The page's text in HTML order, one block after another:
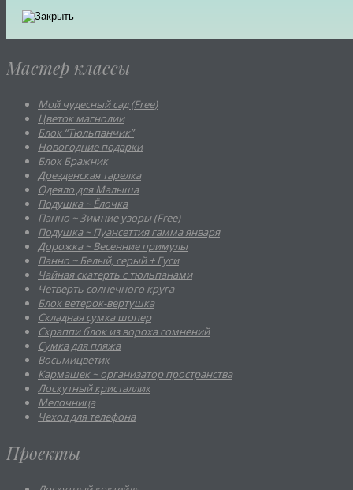
Мастер классы
Мой чудесный сад (Free)
Цветок магнолии
Блок “Тюльпанчик”
Новогодние подарки
Блок Бражник
Дрезденская тарелка
Одеяло для Малыша
Подушка ~ Ёлочка
Панно ~ Зимние узоры (Free)
Подушка ~ Пуансеттия гамма января
Дорожка ~ Весенние примулы
Панно ~ Белый, серый + Гуси
Чайная скатерть с тюльпанами
Четверть солнечного круга
Блок ветерок-вертушка
Складная сумка шопер
Скраппи блок из вороха сомнений
Cумка для пляжа
Восьмицветик
Кармашек ~ организатор пространства
Лоскутный кристаллик
Мелочница
Чехол для телефона
Проекты